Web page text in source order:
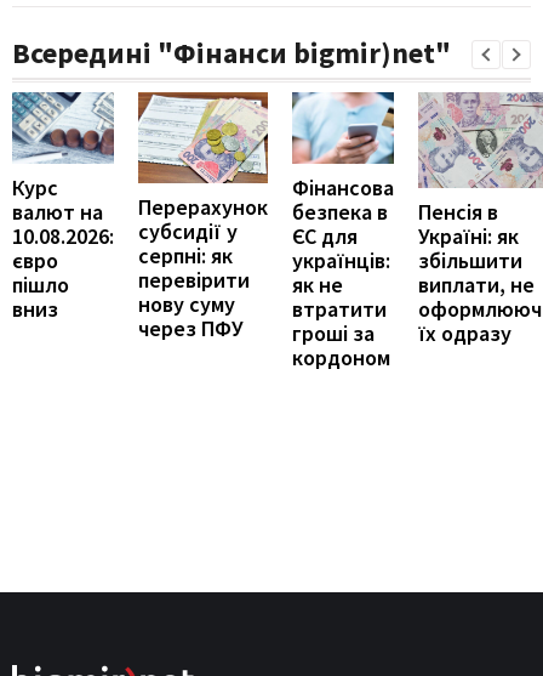
Всередині "Фінанси bigmir)net"
Курс
валют на
10.08.2026:
євро
пішло
вниз
Перерахунок
субсидії у
серпні: як
перевірити
нову суму
через ПФУ
Фінансова
безпека в
ЄС для
українців:
як не
втратити
гроші за
кордоном
Пенсія в
Україні: як
збільшити
виплати, не
їх одразу